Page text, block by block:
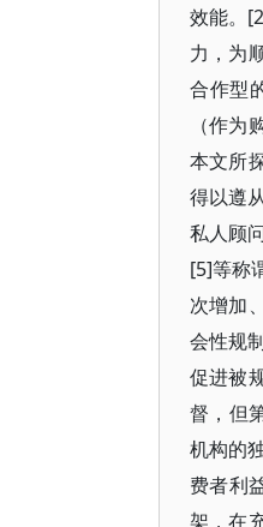
效能。
力，为
合作型
（作
本文所
得以遵
私人顾
[5]等称
次增加
会性规
促进被
督，但
机构的
费者利
架，在